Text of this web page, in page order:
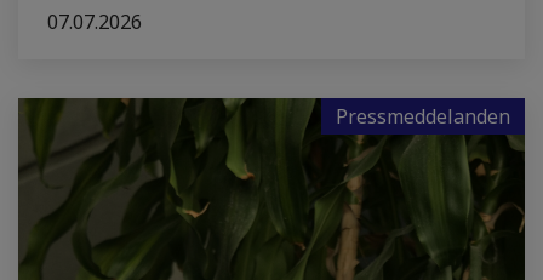
07.07.2026
Pressmeddelanden